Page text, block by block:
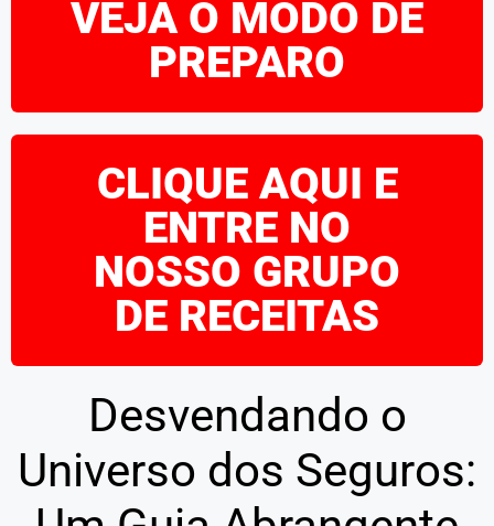
VEJA O MODO DE
PREPARO
CLIQUE AQUI E
ENTRE NO
NOSSO GRUPO
DE RECEITAS
Desvendando o
Universo dos Seguros: